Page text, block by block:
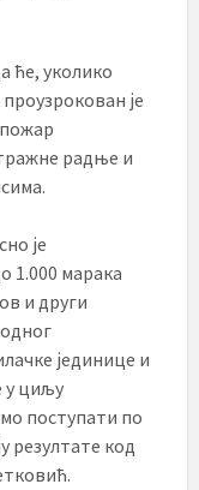
ће, уколико
је
радње и
је
1.000 марака
и други
јединице и
у циљу
поступати по
резултате код